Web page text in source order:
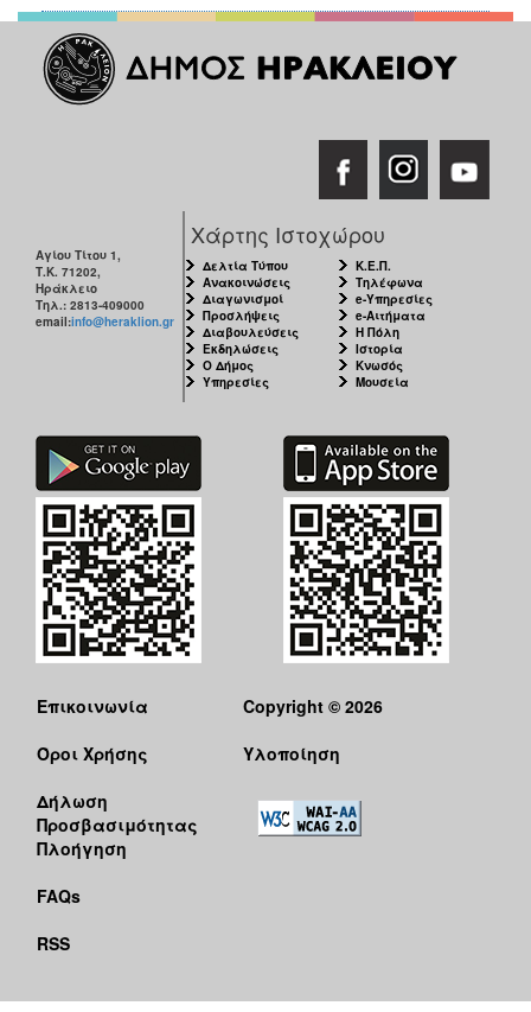
Αγίου Τίτου 1,
Τ.Κ. 71202,
Ηράκλειο
Τηλ.: 2813-409000
email:info@heraklion.gr
Χάρτης Ιστοχώρου
Δελτία Τύπου
Ανακοινώσεις
Διαγωνισμοί
Προσλήψεις
Διαβουλεύσεις
Εκδηλώσεις
Ο Δήμος
Υπηρεσίες
Κ.Ε.Π.
Τηλέφωνα
e-Υπηρεσίες
e-Αιτήματα
Η Πόλη
Ιστορία
Κνωσός
Μουσεία
Επικοινωνία
Όροι Χρήσης
Δήλωση
Προσβασιμότητας
Πλοήγηση
FAQs
RSS
Copyright © 2026
Υλοποίηση